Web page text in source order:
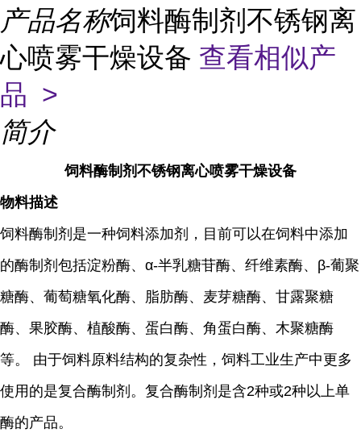
产品名称饲料酶制剂不锈钢离
心喷雾干燥设备 查看相似产
品 >
简介
饲料酶制剂不锈钢离心喷雾干燥设备
物料描述
饲料酶制剂是一种饲料添加剂，目前可以在饲料中添加
的酶制剂包括淀粉酶、α-半乳糖苷酶、纤维素酶、β-葡聚
糖酶、葡萄糖氧化酶、脂肪酶、麦芽糖酶、甘露聚糖
酶、果胶酶、植酸酶、蛋白酶、角蛋白酶、木聚糖酶
等。 由于饲料原料结构的复杂性，饲料工业生产中更多
使用的是复合酶制剂。复合酶制剂是含2种或2种以上单
酶的产品。